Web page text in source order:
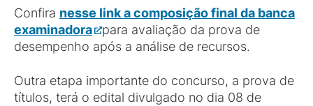
Confira nesse linka composição final da banca
examinadora
para avaliação da prova de
desempenho após a análise de recursos.
Outra etapa importante do concurso, a prova de
títulos, terá o edital divulgado no dia 08 de